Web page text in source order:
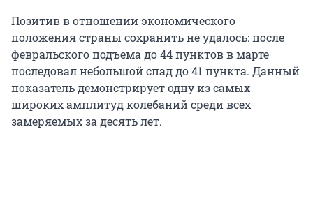
Позитив в отношении экономического
положения страны сохранить не удалось: после
февральского подъема до 44 пунктов в марте
последовал небольшой спад до 41 пункта. Данный
показатель демонстрирует одну из самых
широких амплитуд колебаний среди всех
замеряемых за десять лет.